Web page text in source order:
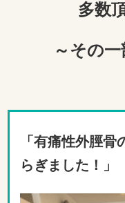
多数
～その
「有痛性外脛
らぎました！
」